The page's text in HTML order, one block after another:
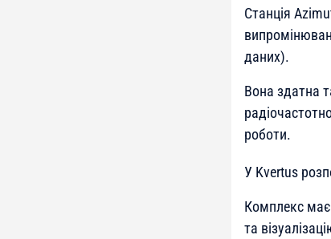
Станція
даних).
Вона здатна
роботи.
У Kvertus
Комплекс має
та